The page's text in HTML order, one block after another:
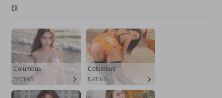
EX